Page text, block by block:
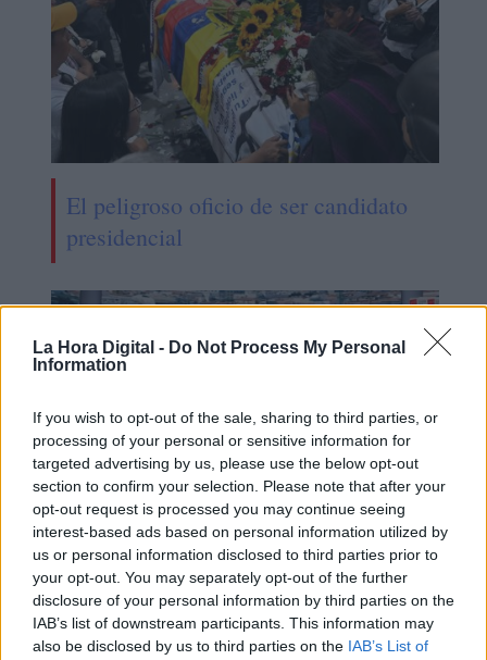
La Hora Digital - Do Not Process My Personal
Information
If you wish to opt-out of the sale, sharing to third parties, or
processing of your personal or sensitive information for
targeted advertising by us, please use the below opt-out
section to confirm your selection. Please note that after your
opt-out request is processed you may continue seeing
interest-based ads based on personal information utilized by
us or personal information disclosed to third parties prior to
your opt-out. You may separately opt-out of the further
disclosure of your personal information by third parties on the
IAB’s list of downstream participants. This information may
also be disclosed by us to third parties on the IAB’s List of
El peligroso oficio de ser candidato
presidencial
"Las encuestas más fiables son las
de los bancos, las que no se
publican"